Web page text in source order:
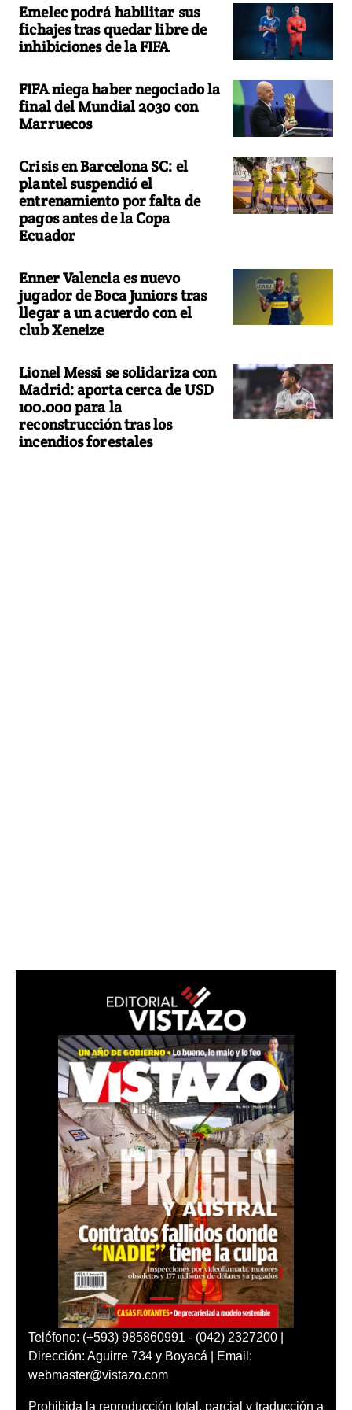
Emelec podrá habilitar sus
fichajes tras quedar libre de
inhibiciones de la FIFA
FIFA niega haber negociado la
final del Mundial 2030 con
Marruecos
Crisis en Barcelona SC: el
plantel suspendió el
entrenamiento por falta de
pagos antes de la Copa
Ecuador
Enner Valencia es nuevo
jugador de Boca Juniors tras
llegar a un acuerdo con el
club Xeneize
Lionel Messi se solidariza con
Madrid: aporta cerca de USD
100.000 para la
reconstrucción tras los
incendios forestales
Teléfono: (+593) 985860991 - (042) 2327200 |
Dirección: Aguirre 734 y Boyacá | Email:
webmaster@vistazo.com
Prohibida la reproducción total, parcial y traducción a